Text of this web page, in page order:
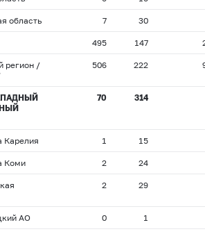
область 7 30
495 147
регион /
506 222
70 314
Карелия 1 15
Коми 2 24
2 29
АО 0 1